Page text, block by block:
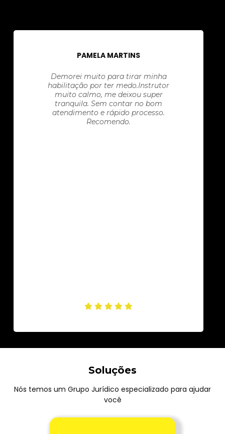
PAMELA MARTINS
Demorei muito para tirar minha
habilitação por ter medo.Instrutor
muito calmo, me deixou super
tranquila. Sem contar no bom
atendimento e rápido processo.
Recomendo.
Soluções
Nós temos um Grupo Jurídico especializado para ajudar
você